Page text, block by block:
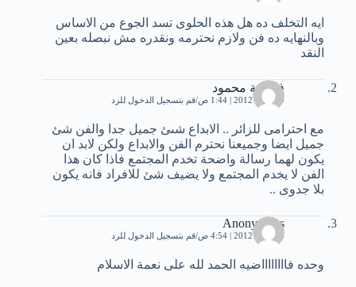
ايه التخلف ده هل هذه الحلوى تسد الجوع من الاساس
وبالنهايه ده فن ولازم نحترمه ونقدره مش نبصله بعين
النقد
فاطمة محمود
19 مايو، 2012 | 1:44 ص قم بتسجيل الدخول للرد
مع احترامى للزائر .. الابداع شىئ جميل جدا والفن شئ
جميل ايضا وجميعنا نحترم الفن والابداع ولكن لابد ان
يكون لهما رسالة واضحة تخدم المجتمع فاذا كان هذا
الفن لا يخدم المجتمع ولا يضيف شئ للافراد فانه يكون
بلا جدوى ..
Anonymous
26 مايو، 2012 | 4:54 ص قم بتسجيل الدخول للرد
وحده فااااااااضيه الحمد لله على نعمة الاسلام